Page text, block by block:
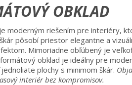
OBKLAD
je moderným riešením pre interiéry,
pôsobí priestor elegantne a
Mimoriadne obľúbený je
obklad je ideálny pre
plochy s minimom škár.
interiér bez kompromisov.